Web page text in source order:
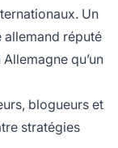
Un
réputé
qu’un
blogueurs et
stratégies